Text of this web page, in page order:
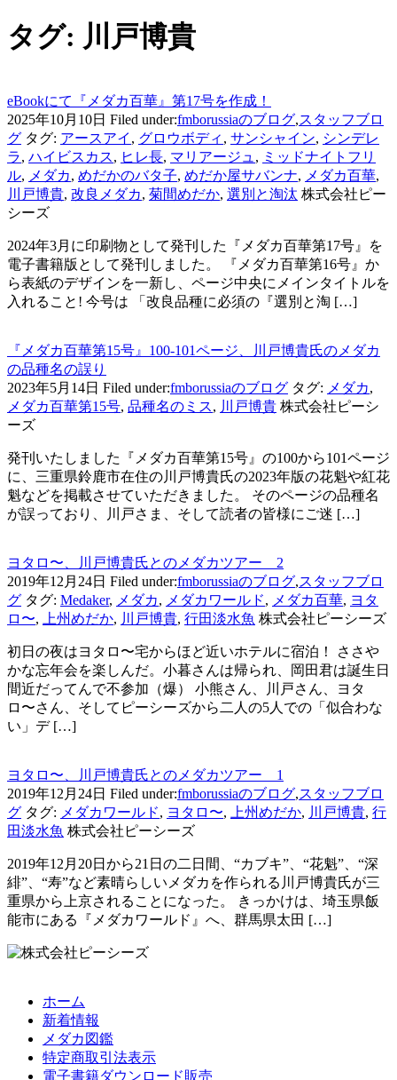
タグ: 川戸博貴
eBookにて『メダカ百華』第17号を作成！
2025年10月10日 Filed under:fmborussiaのブログ,スタッフブロ
グ タグ: アースアイ , グロウボディ , サンシャイン, シンデレ
ラ, ハイビスカス, ヒレ長, マリアージュ , ミッドナイトフリ
ル, メダカ, めだかのバタ子, めだか屋サバンナ, メダカ百華,
川戸博貴, 改良メダカ, 菊間めだか, 選別と淘汰 株式会社ピー
シーズ
2024年3月に印刷物として発刊した『メダカ百華第17号』を
電子書籍版として発刊しました。 『メダカ百華第16号』か
ら表紙のデザインを一新し、ページ中央にメインタイトルを
入れること! 今号は 「改良品種に必須の『選別と淘 […]
『メダカ百華第15号』100-101ページ、川戸博貴氏のメダカ
の品種名の誤り
2023年5月14日 Filed under:fmborussiaのブログ タグ: メダカ,
メダカ百華第15号, 品種名のミス, 川戸博貴 株式会社ピーシ
ーズ
発刊いたしました『メダカ百華第15号』の100から101ページ
に、三重県鈴鹿市在住の川戸博貴氏の2023年版の花魁や紅花
魁などを掲載させていただきました。 そのページの品種名
が誤っており、川戸さま、そして読者の皆様にご迷 […]
ヨタロ〜、川戸博貴氏とのメダカツアー 2
2019年12月24日 Filed under:fmborussiaのブログ,スタッフブロ
グ タグ: Medaker, メダカ, メダカワールド, メダカ百華, ヨタ
ロ〜, 上州めだか, 川戸博貴, 行田淡水魚 株式会社ピーシーズ
初日の夜はヨタロ〜宅からほど近いホテルに宿泊！ ささや
かな忘年会を楽しんだ。小暮さんは帰られ、岡田君は誕生日
間近だってんで不参加（爆） 小熊さん、川戸さん、ヨタ
ロ〜さん、そしてピーシーズから二人の5人での「似合わな
い」デ […]
ヨタロ〜、川戸博貴氏とのメダカツアー 1
2019年12月24日 Filed under:fmborussiaのブログ,スタッフブロ
グ タグ: メダカワールド, ヨタロ〜, 上州めだか, 川戸博貴, 行
田淡水魚 株式会社ピーシーズ
2019年12月20日から21日の二日間、“カブキ”、“花魁”、“深
緋”、“寿”など素晴らしいメダカを作られる川戸博貴氏が三
重県から上京されることになった。 きっかけは、埼玉県飯
能市にある『メダカワールド』へ、群馬県太田 […]
ホーム
新着情報
メダカ図鑑
特定商取引法表示
電子書籍ダウンロード販売